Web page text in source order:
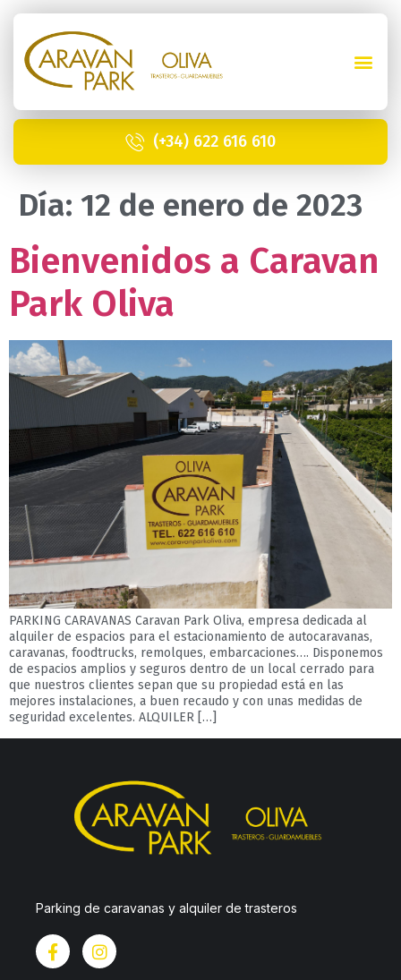
(+34) 622 616 610
Día: 12 de enero de 2023
Bienvenidos a Caravan
Park Oliva
PARKING CARAVANAS Caravan Park Oliva, empresa dedicada al
alquiler de espacios para el estacionamiento de autocaravanas,
caravanas, foodtrucks, remolques, embarcaciones…. Disponemos
de espacios amplios y seguros dentro de un local cerrado para
que nuestros clientes sepan que su propiedad está en las
mejores instalaciones, a buen recaudo y con unas medidas de
seguridad excelentes. ALQUILER […]
Parking de caravanas y alquiler de trasteros